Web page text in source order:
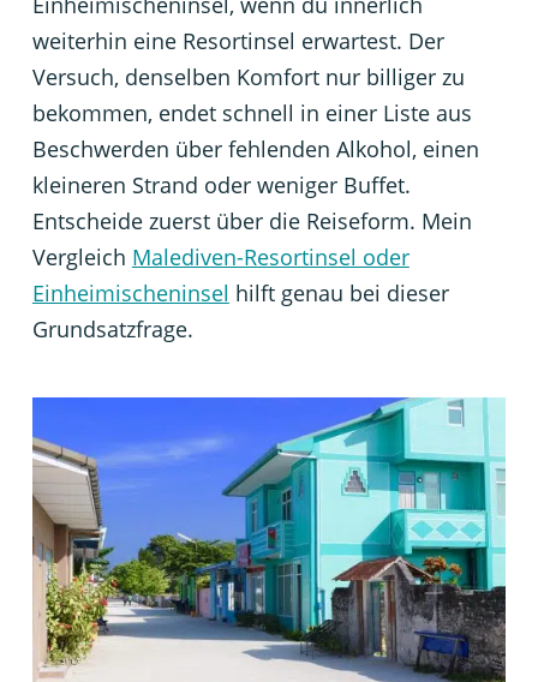
weiterhin eine Resortinsel erwartest. Der
Versuch, denselben Komfort nur billiger zu
bekommen, endet schnell in einer Liste aus
Beschwerden über fehlenden Alkohol, einen
kleineren Strand oder weniger Buffet.
Entscheide zuerst über die Reiseform. Mein
Vergleich Malediven-Resortinsel oder
Einheimischeninsel hilft genau bei dieser
Grundsatzfrage.